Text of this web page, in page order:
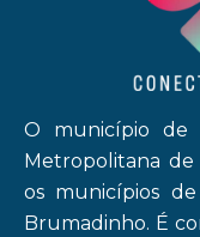
O município de
Metropolitana
os municípios
Brumadinho. É